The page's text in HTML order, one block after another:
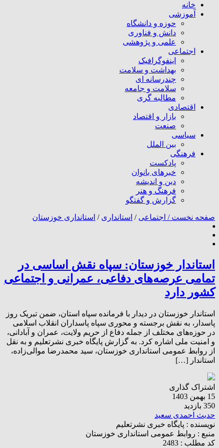
خانه
آموزشی
حوزه و دانشگاه
دانش و فناوری
علمی و پژوهشی
اجتماعی
اینفوگرافیک
بهداشت و سلامت
چندرسانه ای
سلامت و جامعه
مطالبه گری
اقتصادی
بازار و اقتصاد
صنعت
سیاسی
بین الملل
فرهنگی
پادکست
خبرهای بانوان
دین و اندیشه
فرهنگ و هنر
گزارش و گفتگو
صفحه نخست / اجتماعی / استانداری / استانداری خوزستان
استاندار خوزستان: سپاه نقش اساسی در
تمامی عرصه‌های دفاعی، عمرانی و اجتماعی
کشور دارد
استاندار خوزستان در دیدار با فرمانده سپاه استان، ضمن تبریک روز
پاسدار، به نقش برجسته و محوری سپاه پاسداران انقلاب اسلامی
در حوزه‌های مختلف از جمله دفاع از حریم ولایت، عمران و آبادانی،
و امنیت ملی اشاره کرد. به گزارش پایگاه خبری نشرتعلیم و به نقل
از روابط عمومی استانداری خوزستان، سید محمدرضا موالی‌زاده،
استاندار […]
اشتراک گذاری
15 بهمن 1403
350 بازدید
حدیث احمدی سعید
نویسنده : پایگاه خبری نشرتعلیم
منبع : روابط عمومی استانداری خوزستان
کد مطلب : 2483